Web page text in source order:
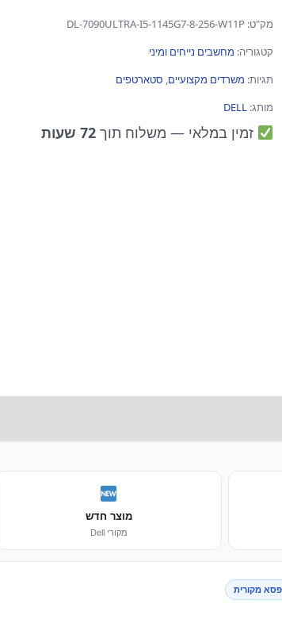
מק"ט: DL-7090ULTRA-I5-1145G7-8-256-W11P
קטגוריה: מחשבים נייחים ומיני
תגיות: משרדים מקצועיים, סטארטפים
מותג: DELL
זמין במלאי — משלוח תוך72 שעות
מוצר חדש
מקורי Dell